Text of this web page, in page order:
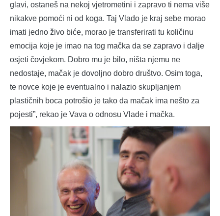
glavi, ostaneš na nekoj vjetrometini i zapravo ti nema više
nikakve pomoći ni od koga. Taj Vlado je kraj sebe morao
imati jedno živo biće, morao je transferirati tu količinu
emocija koje je imao na tog mačka da se zapravo i dalje
osjeti čovjekom. Dobro mu je bilo, ništa njemu ne
nedostaje, mačak je dovoljno dobro društvo. Osim toga,
te novce koje je eventualno i nalazio skupljanjem
plastičnih boca potrošio je tako da mačak ima nešto za
pojesti”, rekao je Vava o odnosu Vlade i mačka.